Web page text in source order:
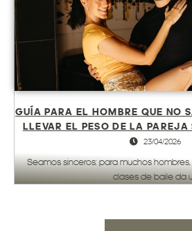
GUÍA PARA EL HOMBRE QUE NO
LLEVAR EL PESO DE LA PAREJA
23/04/2026
Seamos sinceros: para muchos
clases de baile da